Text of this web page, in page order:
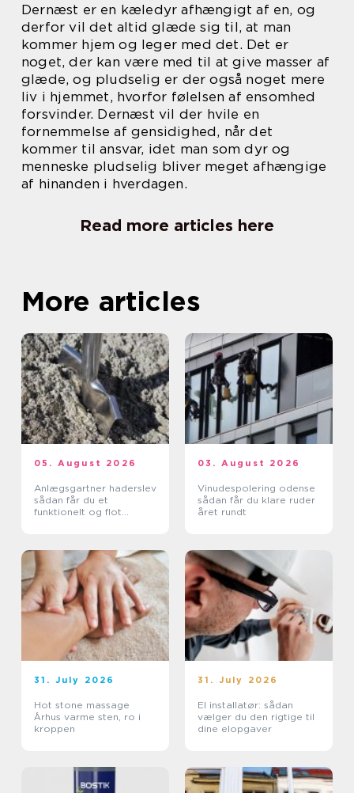
Dernæst er en kæledyr afhængigt af en, og
derfor vil det altid glæde sig til, at man
kommer hjem og leger med det. Det er
noget, der kan være med til at give masser af
glæde, og pludselig er der også noget mere
liv i hjemmet, hvorfor følelsen af ensomhed
forsvinder. Dernæst vil der hvile en
fornemmelse af gensidighed, når det
kommer til ansvar, idet man som dyr og
menneske pludselig bliver meget afhængige
af hinanden i hverdagen.
Read more articles here
More articles
05. August 2026
Anlægsgartner haderslev
sådan får du et
funktionelt og flot
03. August 2026
Vinudespolering odense
sådan får du klare ruder
året rundt
31. July 2026
Hot stone massage
Århus varme sten, ro i
kroppen
31. July 2026
El installatør: sådan
vælger du den rigtige til
dine elopgaver